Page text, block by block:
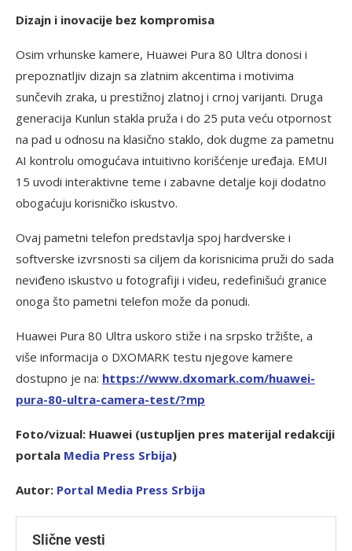
Dizajn i inovacije bez kompromisa
Osim vrhunske kamere, Huawei Pura 80 Ultra donosi i
prepoznatljiv dizajn sa zlatnim akcentima i motivima
sunčevih zraka, u prestižnoj zlatnoj i crnoj varijanti. Druga
generacija Kunlun stakla pruža i do 25 puta veću otpornost
na pad u odnosu na klasično staklo, dok dugme za pametnu
AI kontrolu omogućava intuitivno korišćenje uređaja. EMUI
15 uvodi interaktivne teme i zabavne detalje koji dodatno
obogaćuju korisničko iskustvo.
Ovaj pametni telefon predstavlja spoj hardverske i
softverske izvrsnosti sa ciljem da korisnicima pruži do sada
neviđeno iskustvo u fotografiji i videu, redefinišući granice
onoga što pametni telefon može da ponudi.
Huawei Pura 80 Ultra uskoro stiže i na srpsko tržište, a
više informacija o DXOMARK testu njegove kamere
dostupno je na: https://www.dxomark.com/huawei-
pura-80-ultra-camera-test/?mp
Foto/vizual: Huawei (ustupljen pres materijal redakciji
portala Media Press Srbija)
Autor: Portal Media Press Srbija
Slične vesti